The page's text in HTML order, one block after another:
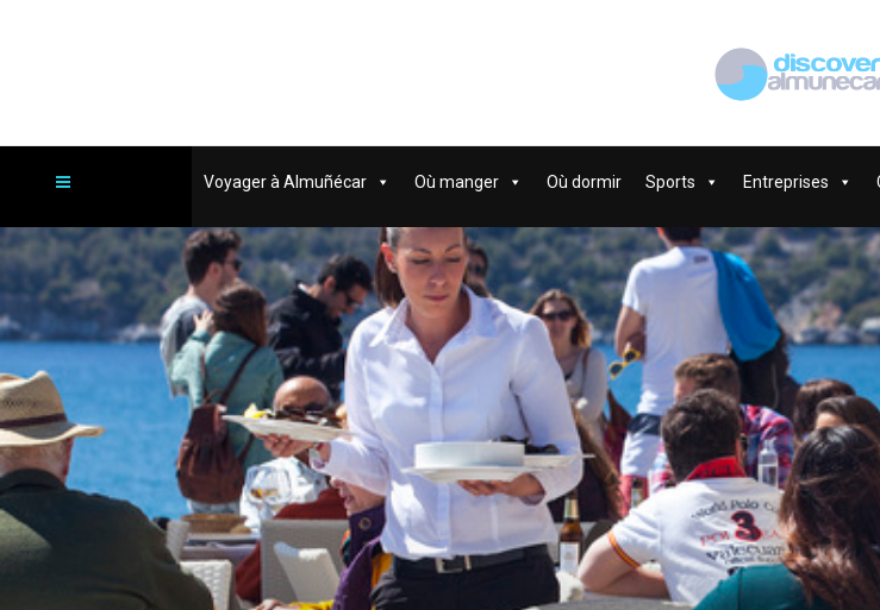
Voyager à Almuñécar Où manger Où dormir Sports Entreprises